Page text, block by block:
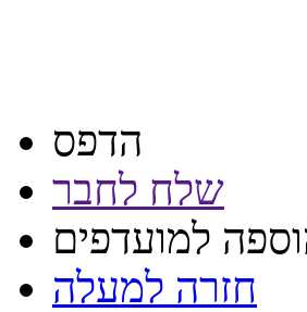
הדפס
שלח לחבר
למועדפים
חזרה למעלה